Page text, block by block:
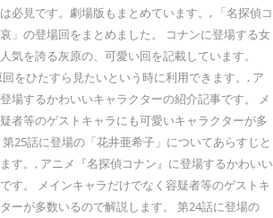
必見です。劇場版もまとめています。, 「名探偵コ
」の登場回をまとめました。 コナンに登場する女
気を誇る灰原の、可愛い回を記載しています。
をひたすら見たいという時に利用できます。, ア
場するかわいいキャラクターの紹介記事です。 メ
者等のゲストキャラにも可愛いキャラクターが多
25話に登場の「花井亜希子」についてあらすじと
す。, アニメ『名探偵コナン』に登場するかわいい
す。 メインキャラだけでなく容疑者等のゲストキ
ーが多数いるので解説します。 第24話に登場の